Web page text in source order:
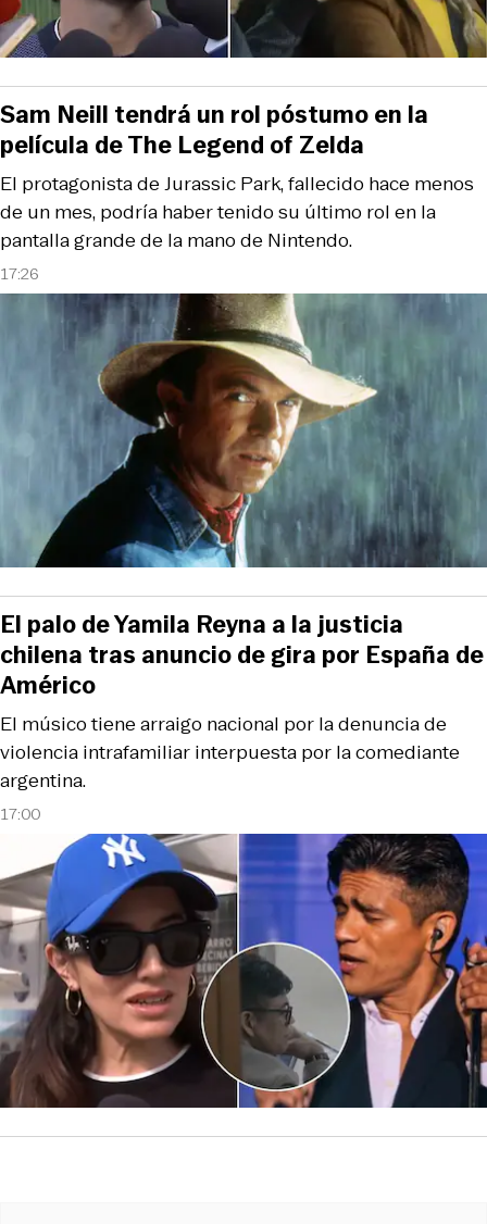
17:26
El protagonista de Jurassic Park, fallecido hace menos
de un mes, podría haber tenido su último rol en la
pantalla grande de la mano de Nintendo.
Sam Neill tendrá un rol póstumo en la
película de The Legend of Zelda
17:00
El músico tiene arraigo nacional por la denuncia de
violencia intrafamiliar interpuesta por la comediante
argentina.
El palo de Yamila Reyna a la justicia
chilena tras anuncio de gira por España de
Américo